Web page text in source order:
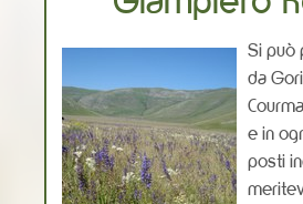
Si può
da
e in
posti